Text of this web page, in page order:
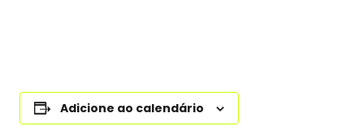
Adicione ao calendário